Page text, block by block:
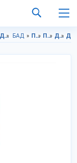
Диетическое питание БАД Продукты питания в Алтайского края Продукты питания в г.Барнаул Диетическое питание в Алтайский край